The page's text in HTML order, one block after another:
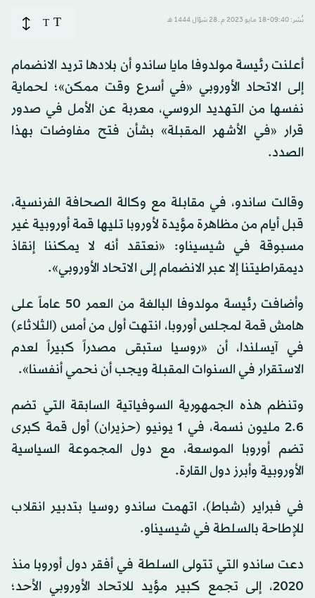
نُشر: 09:40-18 مايو 2023 م ـ 28 شوّال 1444 هـ T
T
أعلنت رئيسة مولدوفا مايا ساندو أن بلادها تريد الانضمام
إلى الاتحاد الأوروبي «في أسرع وقت ممكن»؛ لحماية
نفسها من التهديد الروسي، معربة عن الأمل في صدور
قرار «في الأشهر المقبلة» بشأن فتح مفاوضات بهذا
الصدد.
وقالت ساندو، في مقابلة مع وكالة الصحافة الفرنسية،
قبل أيام من مظاهرة مؤيدة لأوروبا تليها قمة أوروبية غير
مسبوقة في شيسيناو: «نعتقد أنه لا يمكننا إنقاذ
ديمقراطيتنا إلا عبر الانضمام إلى الاتحاد الأوروبي».
وأضافت رئيسة مولدوفا البالغة من العمر 50 عاماً على
هامش قمة لمجلس أوروبا، انتهت أول من أمس (الثلاثاء)
في آيسلندا، أن «روسيا ستبقى مصدراً كبيراً لعدم
الاستقرار في السنوات المقبلة ويجب أن نحمي أنفسنا».
وتنظم هذه الجمهورية السوفياتية السابقة التي تضم
2.6 مليون نسمة، في 1 يونيو (حزيران) أول قمة كبرى
تضم أوروبا الموسعة، مع دول المجموعة السياسية
الأوروبية وأبرز دول القارة.
في فبراير (شباط)، اتهمت ساندو روسيا بتدبير انقلاب
للإطاحة بالسلطة في شيسيناو.
دعت ساندو التي تتولى السلطة في أفقر دول أوروبا منذ
2020، إلى تجمع كبير مؤيد للاتحاد الأوروبي الأحد؛